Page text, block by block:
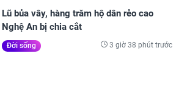
Lũ bủa vây, hàng trăm hộ dân rẻo cao
Nghệ An bị chia cắt
Đời sống 3 giờ 38 phút trước